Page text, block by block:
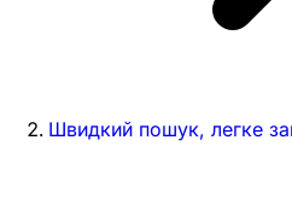
Швидкий пошук, легке